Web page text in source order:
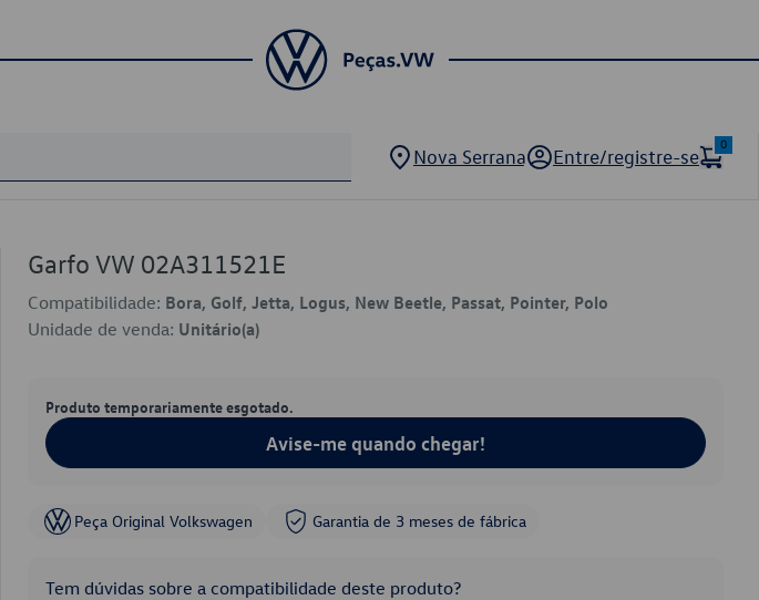
Nova Serrana Entre/registre-se
0
Garfo VW 02A311521E
Compatibilidade: Bora, Golf, Jetta, Logus, New Beetle, Passat, Pointer, Polo
Unidade de venda: Unitário(a)
Produto temporariamente esgotado.
Avise-me quando chegar!
Peça Original Volkswagen Garantia de 3 meses de fábrica
Tem dúvidas sobre a compatibilidade deste produto?